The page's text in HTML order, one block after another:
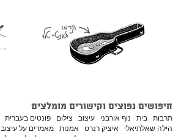
חיפושים נפוצים וקישורים מומלצים
תרבות בית נוף אורבני עיצוב צילום פונטים בעברית
הילה שאלתיאלי
איציק רנרט אמנות מאמרים על עיצוב